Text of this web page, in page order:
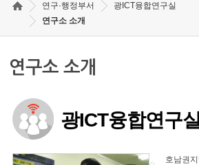
연구·행정부서
광ICT융합연구실
연구소 소개
연구소 소개
광ICT융합연구실
호남권